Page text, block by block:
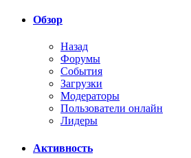
Обзор
Назад
Форумы
События
Загрузки
Модераторы
Пользователи онлайн
Лидеры
Активность